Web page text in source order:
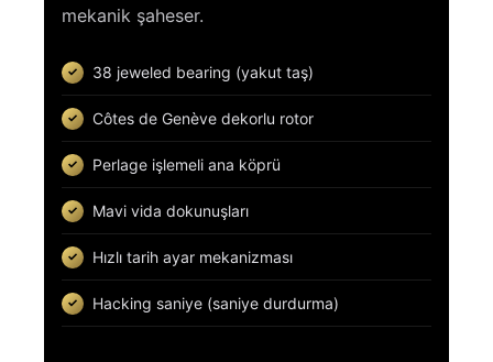
mekanik şaheser.
38 jeweled bearing (yakut taş)
Côtes de Genève dekorlu rotor
Perlage işlemeli ana köprü
Mavi vida dokunuşları
Hızlı tarih ayar mekanizması
Hacking saniye (saniye durdurma)